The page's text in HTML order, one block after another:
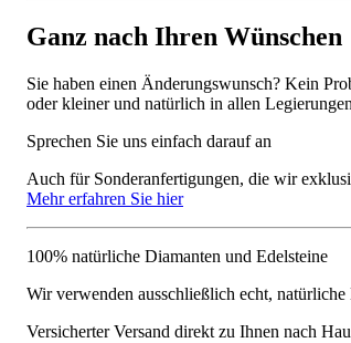
Ganz nach Ihren Wünschen
Sie haben einen Änderungswunsch? Kein
oder kleiner und natürlich in allen
Sprechen Sie uns einfach darauf an
Auch für Sonderanfertigungen, die wir
Mehr erfahren Sie hier
100% natürliche Diamanten und Edelsteine
Wir verwenden ausschließlich echt,
Versicherter Versand direkt zu Ihnen nach